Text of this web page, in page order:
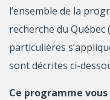
l’ensemble de la
recherche du Québec
particulières
sont décrites ci-
Ce programme